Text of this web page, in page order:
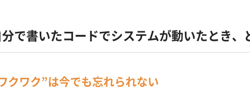
で書いたコードでシステムが動いたとき、
クワク”は今でも忘れられない